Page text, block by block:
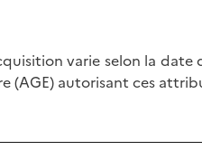
varie selon la
(AGE) autorisant ces